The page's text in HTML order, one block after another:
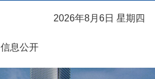
2026年8月6日 星期四
信息公开